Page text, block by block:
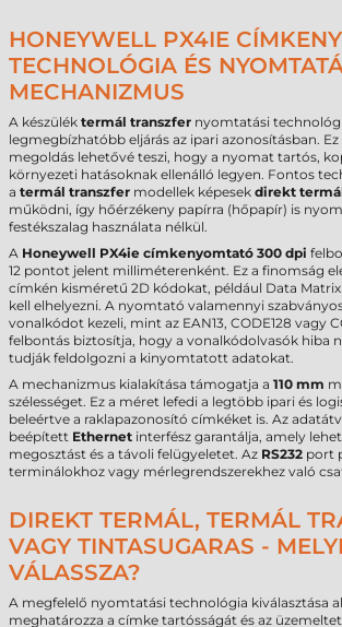
HONEYWELL PX4IE
TECHNOLÓGIA ÉS
MECHANIZMUS
A készülék termál transzfer nyomtatási
legmegbízhatóbb eljárás az ipari azonosításban. Ez
megoldás lehetővé teszi, hogy a nyomat tartós,
környezeti hatásoknak ellenálló legyen. Fontos
a termál transzfer modellek képesek direkt
működni, így hőérzékeny papírra (hőpapír) is
festékszalag használata nélkül.
A Honeywell PX4ie címkenyomtató 300 dpi
12 pontot jelent milliméterenként. Ez a finomság
címkén kisméretű 2D kódokat, például Data
kell elhelyezni. A nyomtató valamennyi
vonalkódot kezeli, mint az EAN13, CODE128 vagy
felbontás biztosítja, hogy a vonalkódolvasók hiba
tudják feldolgozni a kinyomtatott adatokat.
A mechanizmus kialakítása támogatja a 110 mm
szélességet. Ez a méret lefedi a legtöbb ipari és
beleértve a raklapazonosító címkéket is. Az
beépített Ethernet interfész garantálja, amely
megosztást és a távoli felügyeletet. Az RS232 port
terminálokhoz vagy mérlegrendszerekhez való
DIREKT TERMÁL, TERMÁL
VAGY TINTASUGARAS -
VÁLASSZA?
A megfelelő nyomtatási technológia kiválasztása
meghatározza a címke tartósságát és az